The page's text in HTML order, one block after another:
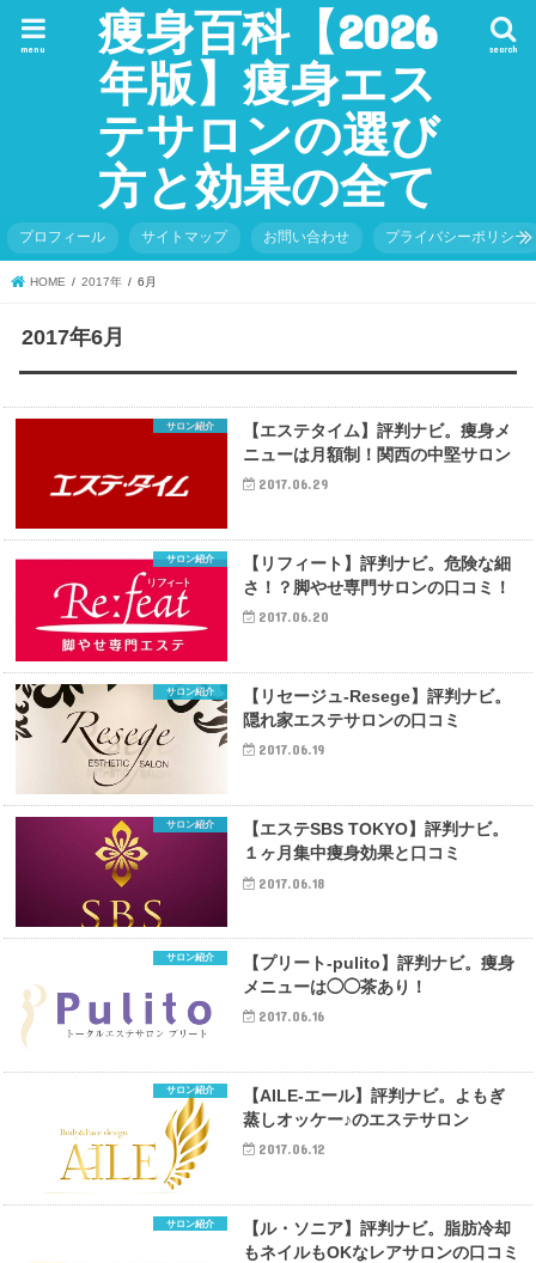
痩身百科【2026
年版】痩身エス
テサロンの選び
方と効果の全て
search
menu
プロフィール サイトマップ お問い合わせ プライバシーポリシー
HOME 2017年 6月
2017年6月
サロン紹介
【エステタイム】評判ナビ。痩身メ
ニューは月額制！関西の中堅サロン
2017.06.29
サロン紹介
【リフィート】評判ナビ。危険な細
さ！？脚やせ専門サロンの口コミ！
2017.06.20
サロン紹介
【リセージュ-Resege】評判ナビ。
隠れ家エステサロンの口コミ
2017.06.19
サロン紹介
【エステSBS TOKYO】評判ナビ。
１ヶ月集中痩身効果と口コミ
2017.06.18
サロン紹介
【プリート-pulito】評判ナビ。痩身
メニューは◯◯茶あり！
2017.06.16
サロン紹介
【AILE-エール】評判ナビ。よもぎ
蒸しオッケー♪のエステサロン
2017.06.12
サロン紹介
【ル・ソニア】評判ナビ。脂肪冷却
もネイルもOKなレアサロンの口コミ